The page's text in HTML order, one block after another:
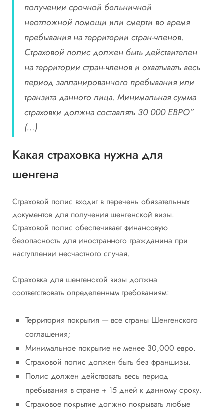
получении срочной больничной
неотложной помощи или смерти во время
пребывания на территории стран-членов.
Страховой полис должен быть действителен
на территории стран-членов и охватывать весь
период запланированного пребывания или
транзита данного лица. Минимальная сумма
страховки должна составлять 30 000 ЕВРО”
(…)
Какая страховка нужна для
шенгена
Страховой полис входит в перечень обязательных
документов для получения шенгенской визы.
Страховой полис обеспечивает финансовую
безопасность для иностранного гражданина при
наступлении несчастного случая.
Страховка для шенгенской визы должна
соответствовать определенным требованиям:
Территория покрытия — все страны Шенгенского
соглашения;
Минимальное покрытие не менее 30,000 евро.
Страховой полис должен быть без франшизы.
Полис должен действовать весь период
пребывания в стране + 15 дней к данному сроку.
Страховое покрытие должно покрывать любые